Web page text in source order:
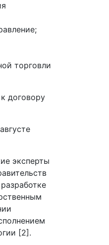
торговли
договору
эксперты
[2].